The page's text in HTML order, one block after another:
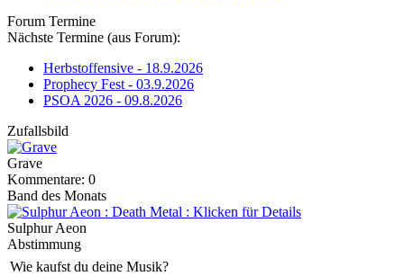
Forum Termine
Nächste Termine (aus Forum):
Herbstoffensive - 18.9.2026
Prophecy Fest - 03.9.2026
PSOA 2026 - 09.8.2026
Zufallsbild
Grave
Kommentare: 0
Band des Monats
Sulphur Aeon
Abstimmung
Wie kaufst du deine Musik?